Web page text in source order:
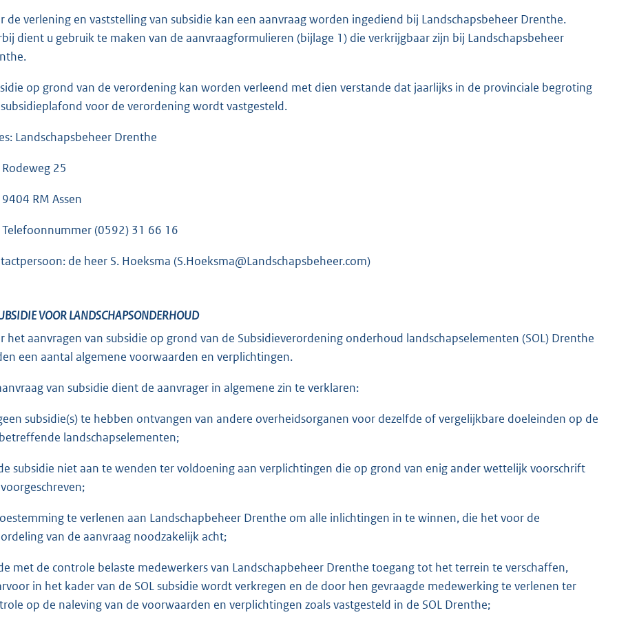
de verlening en vaststelling van subsidie kan een aanvraag worden ingediend bij Landschapsbeheer Drenthe.
dient u gebruik te maken van de aanvraagformulieren (bijlage 1) die verkrijgbaar zijn bij Landschapsbeheer
op grond van de verordening kan worden verleend met dien verstande dat jaarlijks in de provinciale begroting
voor de verordening wordt vastgesteld.
Landschapsbeheer Drenthe
25
RM Assen
(0592) 31 66 16
de heer S. Hoeksma (S.Hoeksma@Landschapsbeheer.com)
VOOR LANDSCHAPSONDERHOUD
het aanvragen van subsidie op grond van de Subsidieverordening onderhoud landschapselementen (SOL) Drenthe
een aantal algemene voorwaarden en verplichtingen.
van subsidie dient de aanvrager in algemene zin te verklaren:
subsidie(s) te hebben ontvangen van andere overheidsorganen voor dezelfde of vergelijkbare doeleinden op de
landschapselementen;
subsidie niet aan te wenden ter voldoening aan verplichtingen die op grond van enig ander wettelijk voorschrift
te verlenen aan Landschapbeheer Drenthe om alle inlichtingen in te winnen, die het voor de
van de aanvraag noodzakelijk acht;
met de controle belaste medewerkers van Landschapbeheer Drenthe toegang tot het terrein te verschaffen,
in het kader van de SOL subsidie wordt verkregen en de door hen gevraagde medewerking te verlenen ter
op de naleving van de voorwaarden en verplichtingen zoals vastgesteld in de SOL Drenthe;